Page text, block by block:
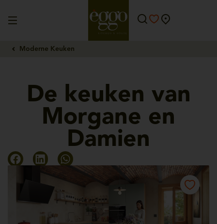
Moderne Keuken
De keuken van
Morgane en
Damien